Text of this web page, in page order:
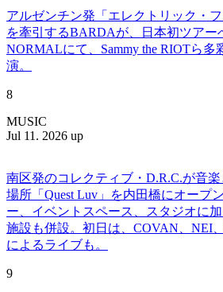
アルゼンチン発「エレクトリック・
を牽引するBARDAが、日本初ツアー
NORMALにて、Sammy the RIOTら多
演。
8
MUSIC
Jul 11. 2026 up
南区発のコレクティブ・D.R.C.が⾳
場所「Quest Luv」を内田橋にオープ
ー、イベントスペース、スタジオに
施設も併設。初日は、COVAN、NEI、
によるライブも。
9